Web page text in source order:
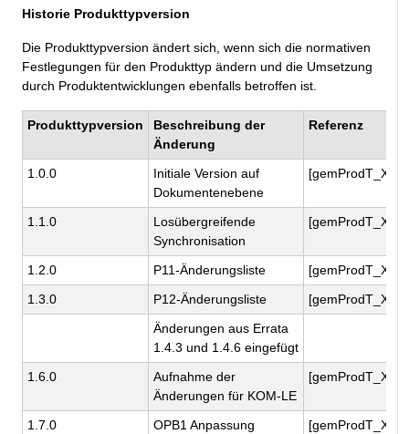
Historie Produkttypversion
Die Produkttypversion ändert sich, wenn sich die normativen
Festlegungen für den Produkttyp ändern und die Umsetzung
durch Produktentwicklungen ebenfalls betroffen ist.
Produkttypversion
Beschreibung der
Änderung
Referenz
1.0.0
Initiale Version auf
Dokumentenebene
1.1.0
Losübergreifende
Synchronisation
1.2.0 P11-Änderungsliste
1.3.0
P12-Änderungsliste
Änderungen aus Errata
1.4.3 und 1.4.6 eingefügt
1.6.0
Aufnahme der
Änderungen für KOM-LE
1.7.0 OPB1 Anpassung